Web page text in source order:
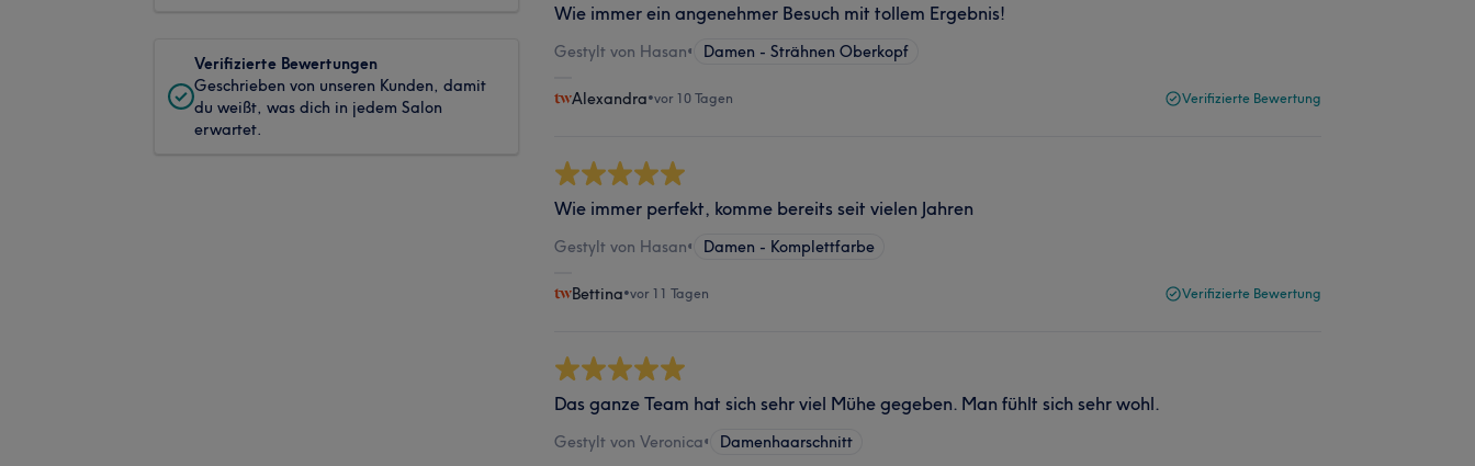
Verifizierte Bewertungen
Geschrieben von unseren Kunden, damit
du weißt, was dich in jedem Salon
erwartet.
Wie immer ein angenehmer Besuch mit tollem Ergebnis!
Gestylt von Hasan• Damen - Strähnen Oberkopf
Alexandra•vor 10 Tagen Verifizierte Bewertung
Wie immer perfekt, komme bereits seit vielen Jahren
Gestylt von Hasan• Damen - Komplettfarbe
Bettina•vor 11 Tagen Verifizierte Bewertung
Das ganze Team hat sich sehr viel Mühe gegeben. Man fühlt sich sehr wohl.
Gestylt von Veronica• Damenhaarschnitt